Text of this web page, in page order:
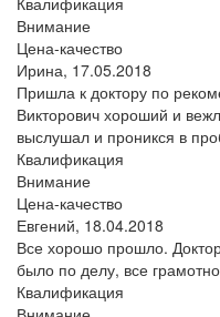
Внимание
Цена-качество
Ирина, 17.05.2018
Пришла к доктору по
Викторович хороший и
выслушал и проникся в
Квалификация
Внимание
Цена-качество
Евгений, 18.04.2018
Все хорошо прошло.
было по делу, все
Квалификация